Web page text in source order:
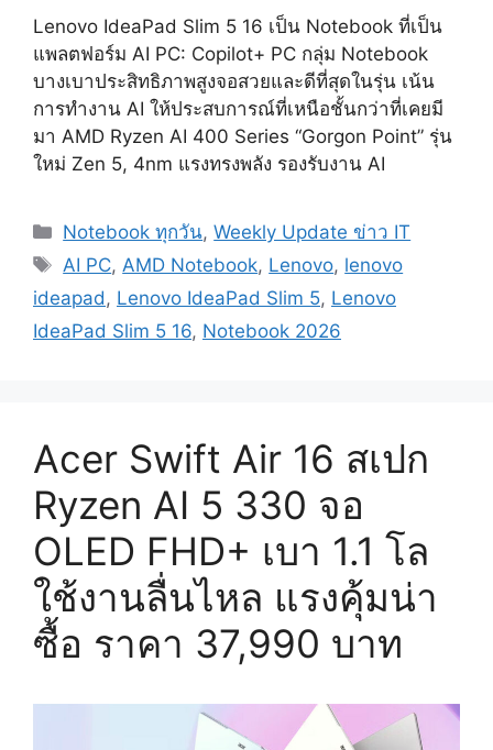
Lenovo IdeaPad Slim 5 16 เป็น Notebook ที่เป็น
แพลตฟอร์ม AI PC: Copilot+ PC กลุ่ม Notebook
บางเบาประสิทธิภาพสูงจอสวยและดีที่สุดในรุ่น เน้น
การทำงาน AI ให้ประสบการณ์ที่เหนือชั้นกว่าที่เคยมี
มา AMD Ryzen AI 400 Series “Gorgon Point” รุ่น
ใหม่ Zen 5, 4nm แรงทรงพลัง รองรับงาน AI
Categories
Notebook ทุกวัน,Weekly Update ข่าว IT
Tags
AI PC, AMD Notebook, Lenovo, lenovo
ideapad , Lenovo IdeaPad Slim 5, Lenovo
IdeaPad Slim 5 16, Notebook 2026
Acer Swift Air 16 สเปก
Ryzen AI 5 330 จอ
OLED FHD+ เบา 1.1 โล
ใช้งานลื่นไหล แรงคุ้มน่า
ซื้อ ราคา 37,990 บาท